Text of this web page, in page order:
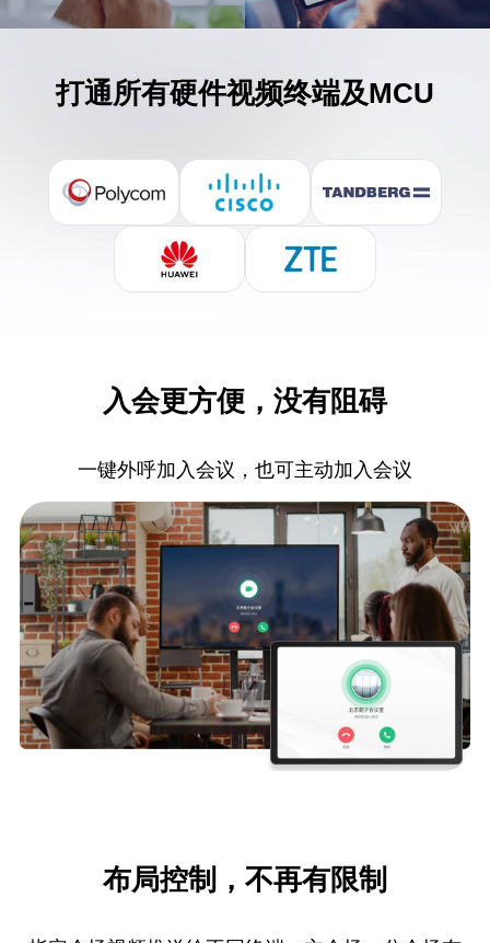
打通所有硬件视频终端及MCU
入会更方便，没有阻碍
一键外呼加入会议，也可主动加入会议
布局控制，不再有限制